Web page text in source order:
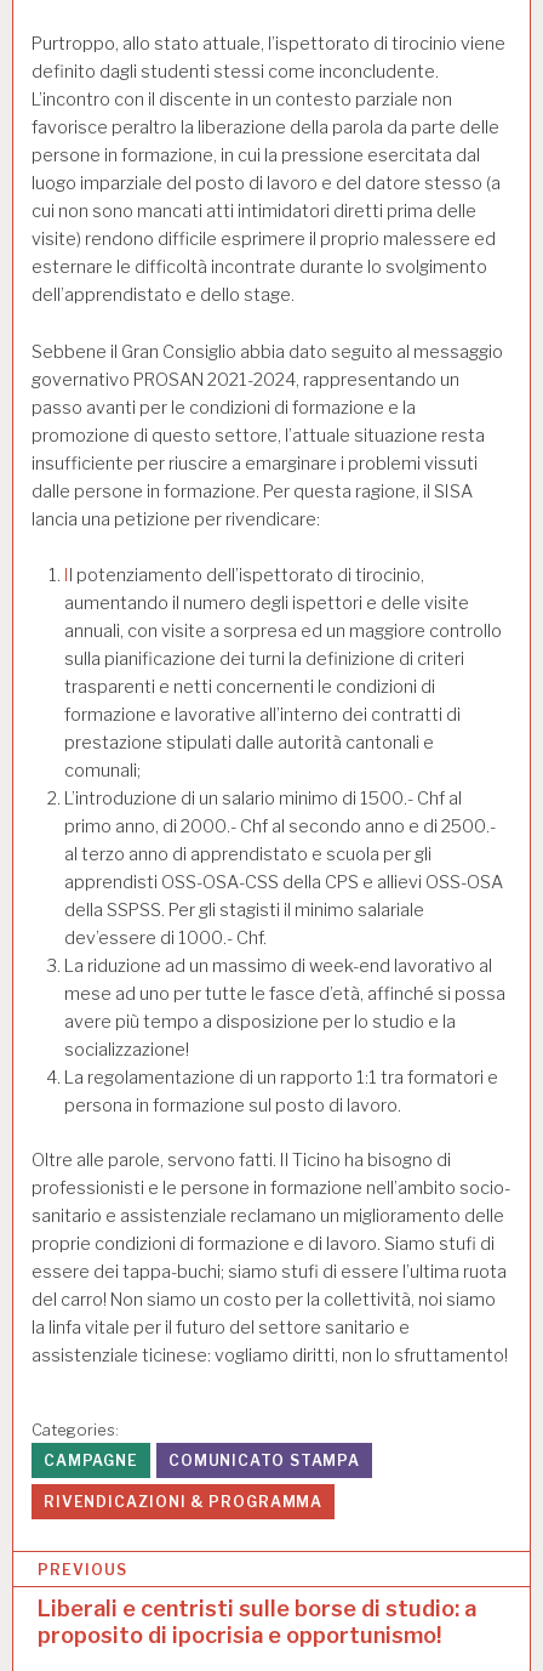
Purtroppo, allo stato attuale, l’ispettorato di tirocinio viene
definito dagli studenti stessi come inconcludente.
L’incontro con il discente in un contesto parziale non
favorisce peraltro la liberazione della parola da parte delle
persone in formazione, in cui la pressione esercitata dal
luogo imparziale del posto di lavoro e del datore stesso (a
cui non sono mancati atti intimidatori diretti prima delle
visite) rendono difficile esprimere il proprio malessere ed
esternare le difficoltà incontrate durante lo svolgimento
dell’apprendistato e dello stage.
Sebbene il Gran Consiglio abbia dato seguito al messaggio
governativo PROSAN 2021-2024, rappresentando un
passo avanti per le condizioni di formazione e la
promozione di questo settore, l’attuale situazione resta
insufficiente per riuscire a emarginare i problemi vissuti
dalle persone in formazione. Per questa ragione, il SISA
lancia una petizione per rivendicare:
l potenziamento dell’ispettorato di tirocinio,
aumentando il numero degli ispettori e delle visite
annuali, con visite a sorpresa ed un maggiore controllo
sulla pianificazione dei turni la definizione di criteri
trasparenti e netti concernenti le condizioni di
formazione e lavorative all’interno dei contratti di
prestazione stipulati dalle autorità cantonali e
comunali;
L’introduzione di un salario minimo di 1500.- Chf al
primo anno, di 2000.- Chf al secondo anno e di 2500.-
al terzo anno di apprendistato e scuola per gli
apprendisti OSS-OSA-CSS della CPS e allievi OSS-OSA
della SSPSS. Per gli stagisti il minimo salariale
dev’essere di 1000.- Chf.
La riduzione ad un massimo di week-end lavorativo al
mese ad uno per tutte le fasce d’età, affinché si possa
avere più tempo a disposizione per lo studio e la
socializzazione!
La regolamentazione di un rapporto 1:1 tra formatori e
persona in formazione sul posto di lavoro.
Oltre alle parole, servono fatti. Il Ticino ha bisogno di
professionisti e le persone in formazione nell’ambito socio-
sanitario e assistenziale reclamano un miglioramento delle
proprie condizioni di formazione e di lavoro. Siamo stufi di
essere dei tappa-buchi; siamo stufi di essere l’ultima ruota
del carro! Non siamo un costo per la collettività, noi siamo
la linfa vitale per il futuro del settore sanitario e
assistenziale ticinese: vogliamo diritti, non lo sfruttamento!
Categories:
CAMPAGNE
COMUNICATO STAMPA
RIVENDICAZIONI & PROGRAMMA
NPREVIOUS
Liberali e centristi sulle borse di studio: a
proposito di ipocrisia e opportunismo!